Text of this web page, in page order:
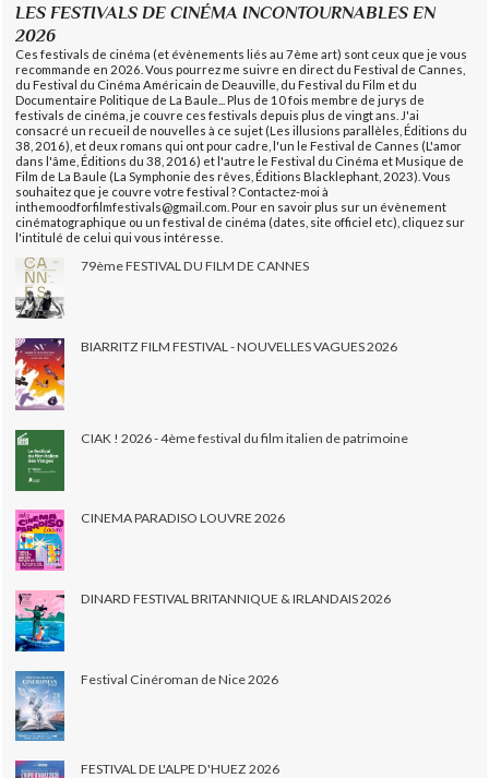
LES FESTIVALS DE CINÉMA INCONTOURNABLES EN
2026
Ces festivals de cinéma (et évènements liés au 7ème art) sont ceux que je vous
recommande en 2026. Vous pourrez me suivre en direct du Festival de Cannes,
du Festival du Cinéma Américain de Deauville, du Festival du Film et du
Documentaire Politique de La Baule... Plus de 10 fois membre de jurys de
festivals de cinéma, je couvre ces festivals depuis plus de vingt ans. J'ai
consacré un recueil de nouvelles à ce sujet (Les illusions parallèles, Éditions du
38, 2016), et deux romans qui ont pour cadre, l'un le Festival de Cannes (L'amor
dans l'âme, Éditions du 38, 2016) et l'autre le Festival du Cinéma et Musique de
Film de La Baule (La Symphonie des rêves, Éditions Blacklephant, 2023). Vous
souhaitez que je couvre votre festival ? Contactez-moi à
inthemoodforfilmfestivals@gmail.com. Pour en savoir plus sur un évènement
cinématographique ou un festival de cinéma (dates, site officiel etc), cliquez sur
l'intitulé de celui qui vous intéresse.
79ème FESTIVAL DU FILM DE CANNES
BIARRITZ FILM FESTIVAL - NOUVELLES VAGUES 2026
CIAK ! 2026 - 4ème festival du film italien de patrimoine
CINEMA PARADISO LOUVRE 2026
DINARD FESTIVAL BRITANNIQUE & IRLANDAIS 2026
Festival Cinéroman de Nice 2026
FESTIVAL DE L'ALPE D'HUEZ 2026